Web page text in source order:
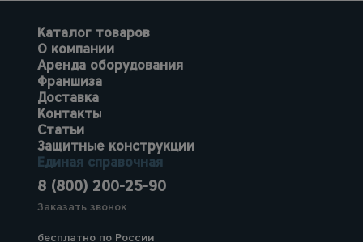
Каталог товаров
О компании
Аренда оборудования
Франшиза
Доставка
Контакты
Статьи
Защитные конструкции
Единая справочная
8 (800) 200-25-90
Заказать звонок
бесплатно по России